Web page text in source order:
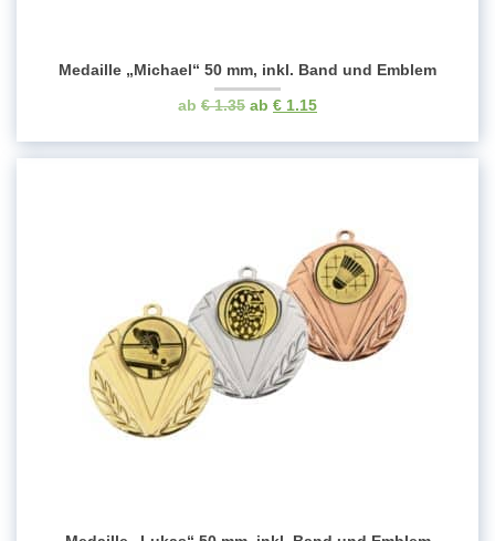
Medaille „Michael“ 50 mm, inkl. Band und Emblem
€1.35 Ursprünglicher
€ 1.15Aktueller